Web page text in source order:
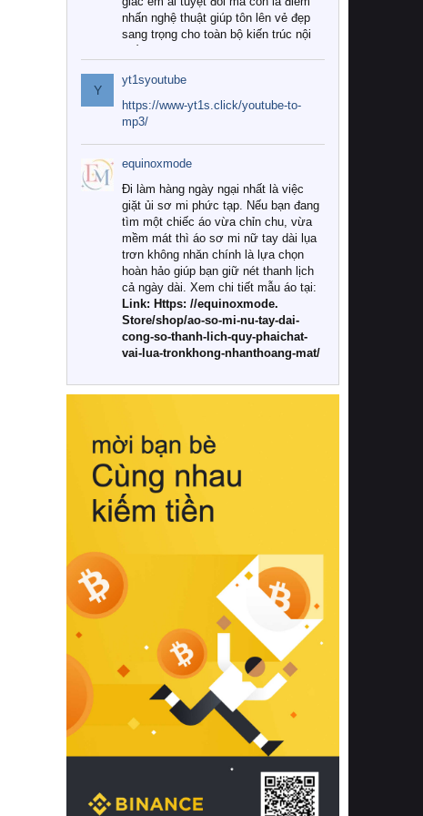
nhấn nghệ thuật giúp tôn lên vẻ đẹp
sang trọng cho toàn bộ kiến trúc nội
Tuy nhiên, giữa thị trường đa dạng
với vô vàn thương hiệu và mẫu mã
như hiện nay, làm thế nào để chọn
được những bộ chăn ga gối đệm cao
cấp thực sự chất lượng, phù hợp với
khí hậu và nhu cầu sử dụng của gia
đình? Hãy cùng chúng tôi đi tìm lời
giải đáp chi tiết qua bài viết dưới đây.
1. Tại sao các gia đình hiện đại lại ưa
chuộng chăn ga gối đệm cao cấp?
Khác với các dòng sản phẩm thông
thường, những bộ chăn ga gối đệm
cao cấp trải qua quy trình sản xuất
nghiêm ngặt từ khâu chọn lọc nguyên
liệu tự nhiên đến công nghệ dệt
nhuộm hiện đại không chứa hóa chất
này, bạn sẽ cảm nhận rõ rệt sự khác
hồi chuẩn xác của phần đệm nâng đỡ
cột sống.
Bên cạnh đó, việc lựa chọn các dòng
sản phẩm đạt chuẩn chất lượng quốc
tế còn giúp ngăn ngừa tình trạng kích
khuẩn và nấm mốc trong điều kiện
thời tiết nóng ẩm. Bạn có thể tìm hiểu
thêm các nghiên cứu khoa học về tác
động của giấc ngủ và môi trường
phòng ngủ đối với sức khỏe con
người tại Sleep Foundation (External
Link) để có cái nhìn toàn diện hơn.
2. Các tiêu chí vàng khi lựa chọn
chăn ga gối đệm cao cấp cho phòng
ngủ
Để sở hữu một bộ chăn ga gối đệm
cao cấp hoàn hảo cả về thẩm mỹ lẫn
công năng, người tiêu dùng cần cân
nhắc kỹ lưỡng các tiêu chí quan trọng
Y
yt1syoutube
https://www-yt1s.click/youtube-to-
mp3/
equinoxmode
Đi làm hàng ngày ngại nhất là việc
giặt ủi sơ mi phức tạp. Nếu bạn đang
tìm một chiếc áo vừa chỉn chu, vừa
mềm mát thì áo sơ mi nữ tay dài lụa
trơn không nhăn chính là lựa chọn
hoàn hảo giúp bạn giữ nét thanh lịch
cả ngày dài. Xem chi tiết mẫu áo tại:
Link: Https: //equinoxmode.
Store/shop/ao-so-mi-nu-tay-dai-
cong-so-thanh-lich-quy-phaichat-
vai-lua-tronkhong-nhanthoang-mat/